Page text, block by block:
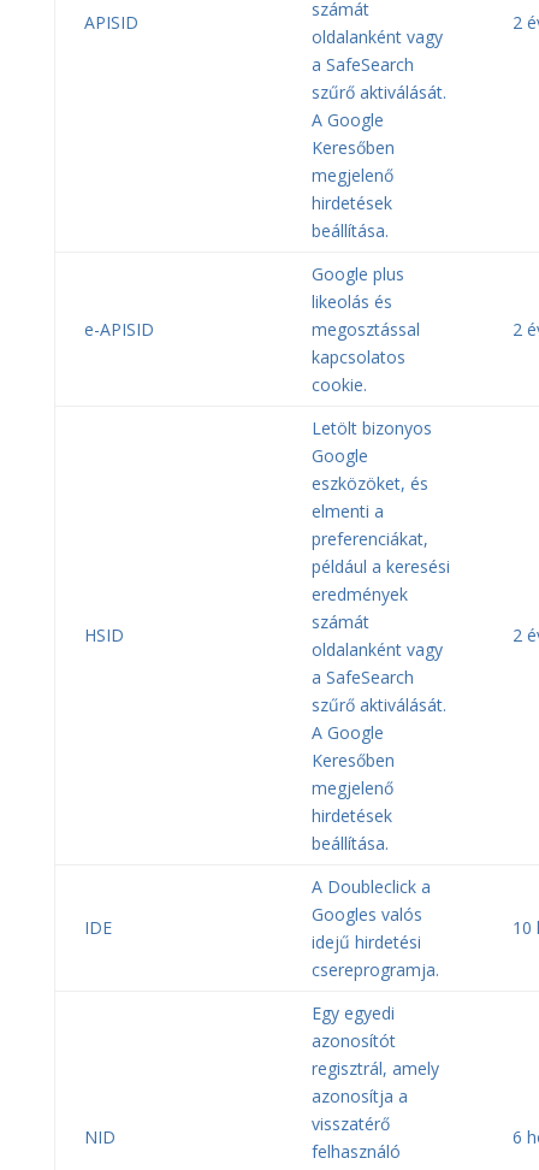
APISID
számát
oldalanként vagy
a SafeSearch
szűrő aktiválását.
A Google
Keresőben
megjelenő
hirdetések
beállítása.
2
e-APISID
Google plus
likeolás és
megosztással
kapcsolatos
cookie.
2
HSID
Letölt bizonyos
Google
eszközöket, és
elmenti a
preferenciákat,
például a keresési
eredmények
számát
oldalanként vagy
a SafeSearch
szűrő aktiválását.
A Google
Keresőben
megjelenő
hirdetések
beállítása.
2
IDE
A Doubleclick a
Googles valós
idejű hirdetési
csereprogramja.
10
NID
Egy egyedi
azonosítót
regisztrál, amely
azonosítja a
visszatérő
felhasználó
6